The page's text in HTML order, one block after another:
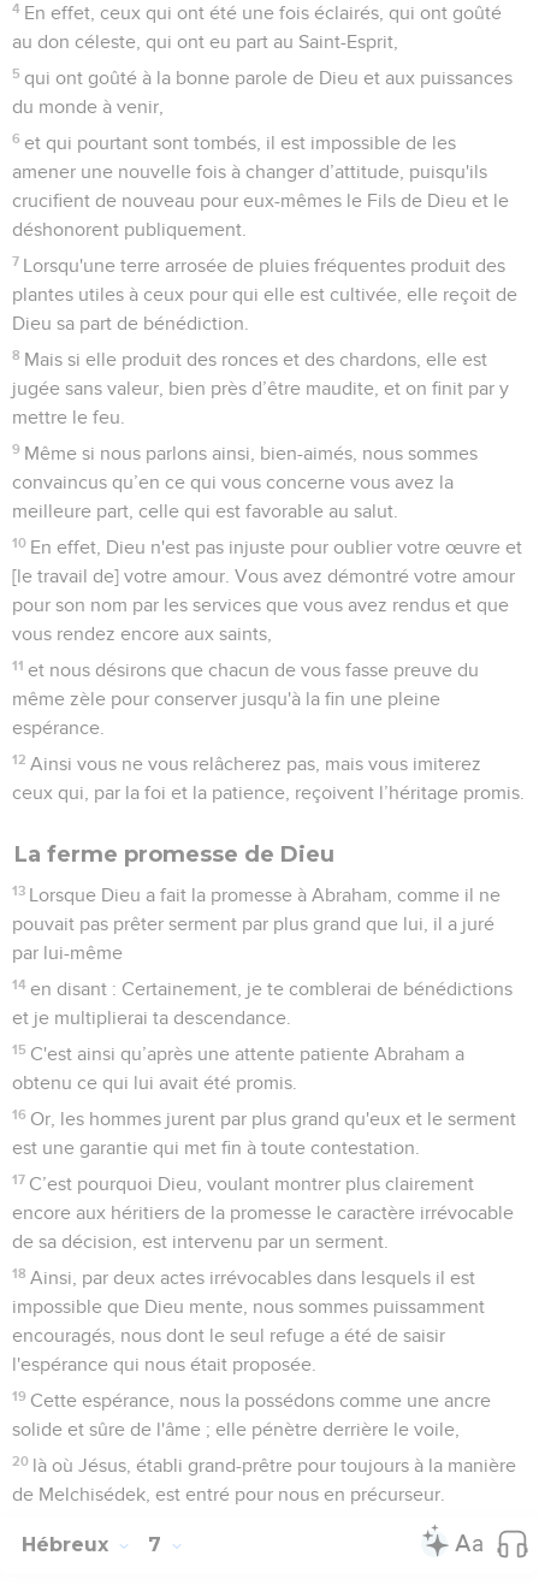
4 En effet, ceux qui ont été une fois éclairés, qui ont goûté
au don céleste, qui ont eu part au Saint-Esprit,
5 qui ont goûté à la bonne parole de Dieu et aux puissances
du monde à venir,
6 et qui pourtant sont tombés, il est impossible de les
amener une nouvelle fois à changer d’attitude, puisqu'ils
crucifient de nouveau pour eux-mêmes le Fils de Dieu et le
déshonorent publiquement.
7 Lorsqu'une terre arrosée de pluies fréquentes produit des
plantes utiles à ceux pour qui elle est cultivée, elle reçoit de
Dieu sa part de bénédiction.
8 Mais si elle produit des ronces et des chardons, elle est
jugée sans valeur, bien près d’être maudite, et on finit par y
mettre le feu.
9 Même si nous parlons ainsi, bien-aimés, nous sommes
convaincus qu’en ce qui vous concerne vous avez la
meilleure part, celle qui est favorable au salut.
10 En effet, Dieu n'est pas injuste pour oublier votre œuvre et
[le travail de] votre amour. Vous avez démontré votre amour
pour son nom par les services que vous avez rendus et que
vous rendez encore aux saints,
11 et nous désirons que chacun de vous fasse preuve du
même zèle pour conserver jusqu'à la fin une pleine
espérance.
12 Ainsi vous ne vous relâcherez pas, mais vous imiterez
ceux qui, par la foi et la patience, reçoivent l’héritage promis.
La ferme promesse de Dieu
13 Lorsque Dieu a fait la promesse à Abraham, comme il ne
pouvait pas prêter serment par plus grand que lui, il a juré
par lui-même
14 en disant : Certainement, je te comblerai de bénédictions
et je multiplierai ta descendance.
15 C'est ainsi qu’après une attente patiente Abraham a
obtenu ce qui lui avait été promis.
16 Or, les hommes jurent par plus grand qu'eux et le serment
est une garantie qui met fin à toute contestation.
17 C’est pourquoi Dieu, voulant montrer plus clairement
encore aux héritiers de la promesse le caractère irrévocable
de sa décision, est intervenu par un serment.
18 Ainsi, par deux actes irrévocables dans lesquels il est
impossible que Dieu mente, nous sommes puissamment
encouragés, nous dont le seul refuge a été de saisir
l'espérance qui nous était proposée.
19 Cette espérance, nous la possédons comme une ancre
solide et sûre de l'âme ; elle pénètre derrière le voile,
20 là où Jésus, établi grand-prêtre pour toujours à la manière
de Melchisédek, est entré pour nous en précurseur.
Hébreux 7